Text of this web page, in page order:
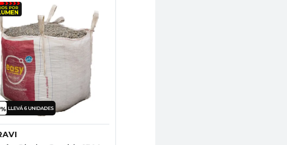
Vista rápida